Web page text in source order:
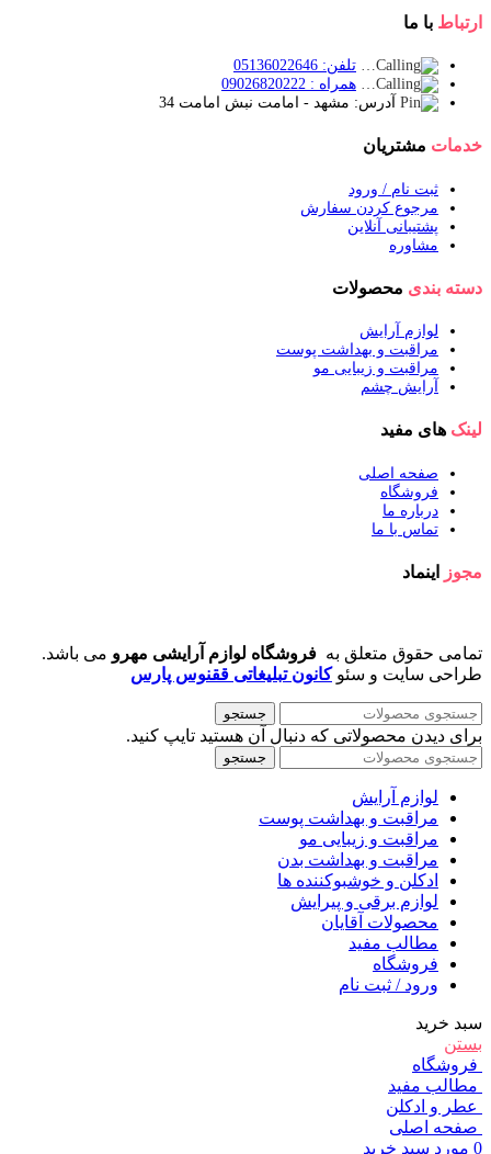
بود.
ارتباط با ما
تلفن: 05136022646
همراه : 09026820222
آدرس: مشهد - امامت نبش امامت 34
خدمات مشتریان
ثبت نام / ورود
مرجوع کردن سفارش
پشتیبانی آنلاین
مشاوره
دسته بندی محصولات
لوازم آرایش
مراقبت و بهداشت پوست
مراقبت و زیبایی مو
آرایش چشم
لینک های مفید
صفحه اصلی
فروشگاه
درباره ما
تماس با ما
مجوز اینماد
تمامی حقوق متعلق به فروشگاه لوازم آرایشی مهرو می باشد.
طراحی سایت و سئوکانون تبلیغاتی ققنوس پارس
جستجو
برای دیدن محصولاتی که دنبال آن هستید تایپ کنید.
جستجو
لوازم آرایش
مراقبت و بهداشت پوست
مراقبت و زیبایی مو
مراقبت و بهداشت بدن
ادکلن و خوشبوکننده ها
لوازم برقی و پیرایش
محصولات آقایان
مطالب مفید
فروشگاه
ورود / ثبت نام
سبد خرید
بستن
فروشگاه
مطالب مفید
عطر و ادکلن
صفحه اصلی
0 مورد سبد خرید